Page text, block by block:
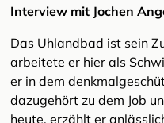
Interview mit Jochen
Das Uhlandbad ist sein
arbeitete er hier als
er in dem
dazugehört zu dem Job
heute, erzählt er